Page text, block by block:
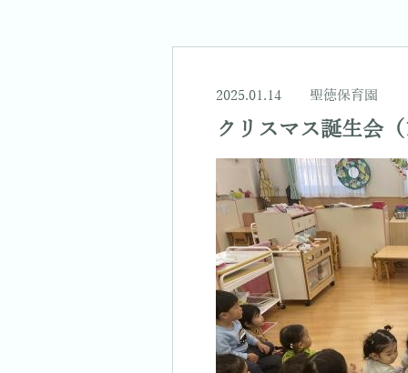
2025.01.14 聖徳保育園
クリスマス誕生会